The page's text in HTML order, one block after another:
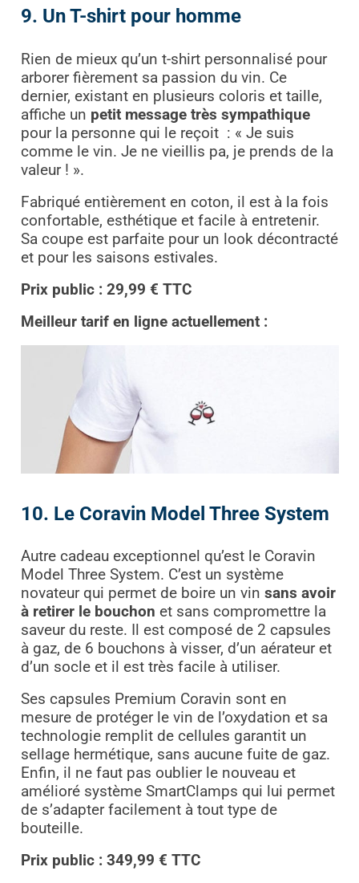
9. Un T-shirt pour homme
Rien de mieux qu’un t-shirt personnalisé pour
arborer fièrement sa passion du vin. Ce
dernier, existant en plusieurs coloris et taille,
affiche un petit message très sympathique
pour la personne qui le reçoit : « Je suis
comme le vin. Je ne vieillis pa, je prends de la
valeur ! ».
Fabriqué entièrement en coton, il est à la fois
confortable, esthétique et facile à entretenir.
Sa coupe est parfaite pour un look décontracté
et pour les saisons estivales.
Prix public : 29,99 € TTC
Meilleur tarif en ligne actuellement :
10. Le Coravin Model Three System
Autre cadeau exceptionnel qu’est le Coravin
Model Three System. C’est un système
novateur qui permet de boire un vin sans avoir
à retirer le bouchon et sans compromettre la
saveur du reste. Il est composé de 2 capsules
à gaz, de 6 bouchons à visser, d’un aérateur et
d’un socle et il est très facile à utiliser.
Ses capsules Premium Coravin sont en
mesure de protéger le vin de l’oxydation et sa
technologie remplit de cellules garantit un
sellage hermétique, sans aucune fuite de gaz.
Enfin, il ne faut pas oublier le nouveau et
amélioré système SmartClamps qui lui permet
de s’adapter facilement à tout type de
bouteille.
Prix public : 349,99 € TTC